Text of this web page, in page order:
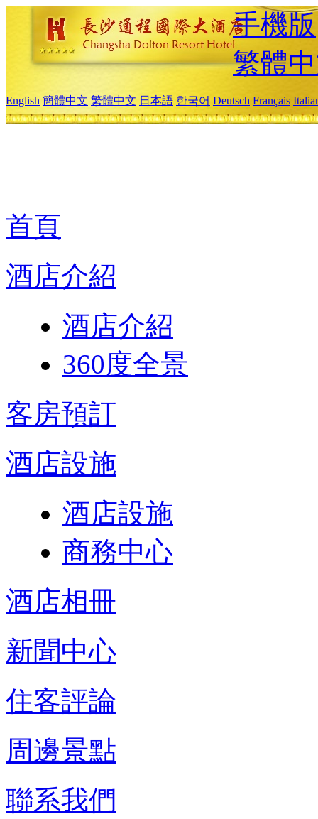
手機版
繁體
English 簡體中文 繁體中文 日本語 한국어 Deutsch Français
首頁
酒店介紹
酒店介紹
360度全景
客房預訂
酒店設施
酒店設施
商務中心
酒店相冊
新聞中心
住客評論
周邊景點
聯系我們